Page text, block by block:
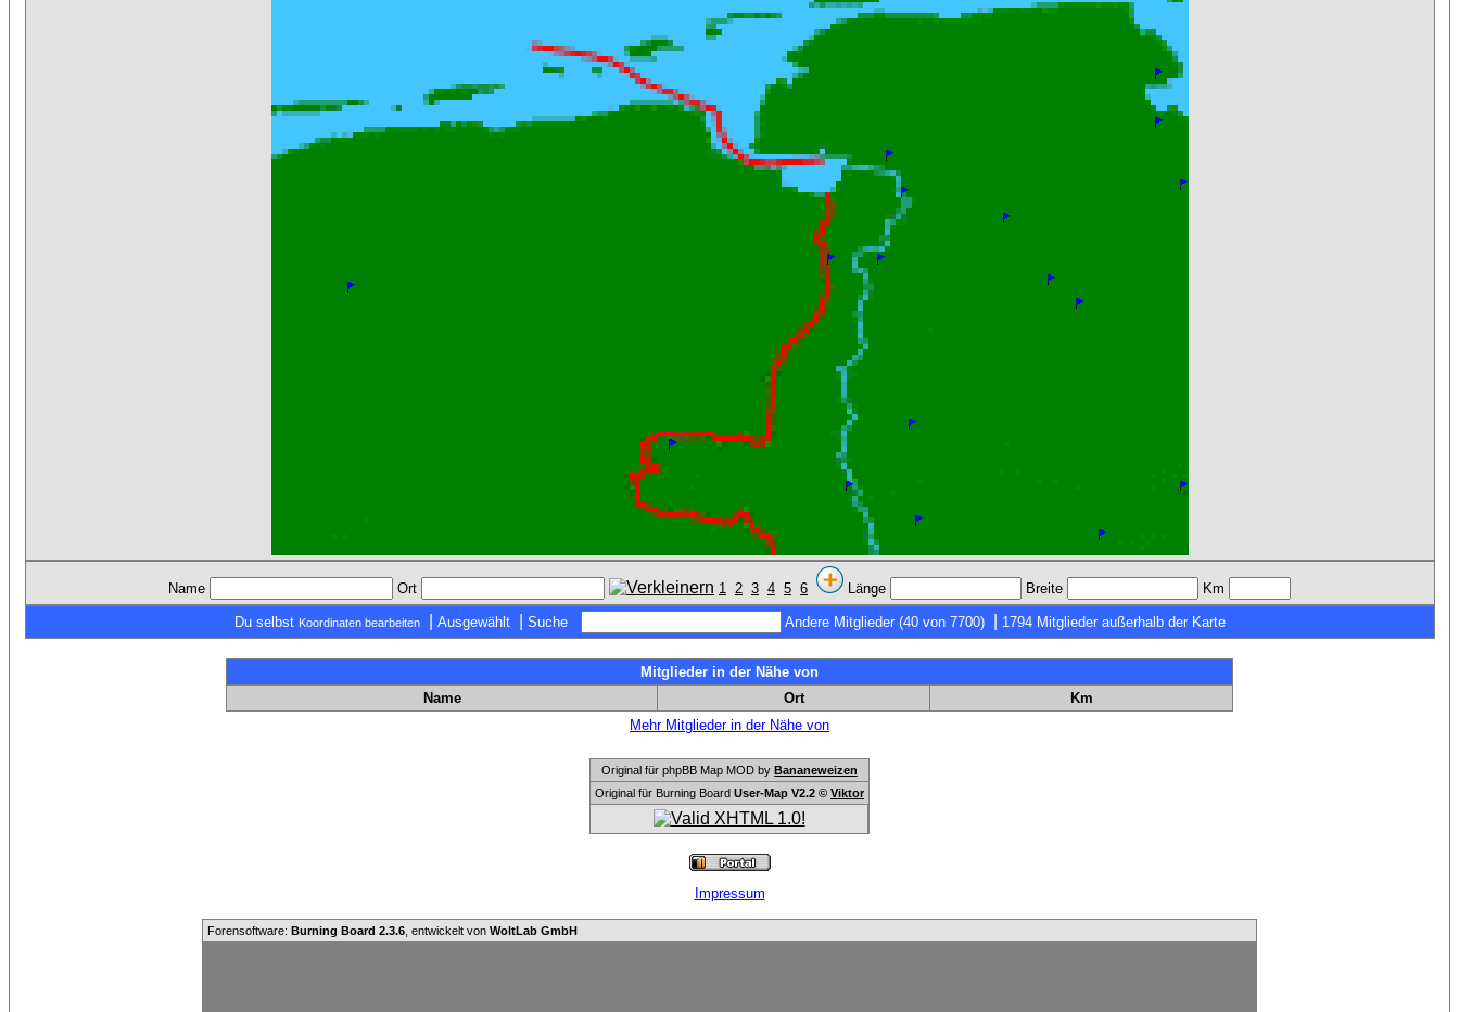
Name Ort 1 2 3 4 5 6 Länge Breite Km
Du selbst Koordinaten bearbeiten Ausgewählt Suche Andere Mitglieder (40 von 7700) 1794 Mitglieder außerhalb der Karte
Mitglieder in der Nähe von
Name
Ort
Km
Mehr Mitglieder in der Nähe von
Original für phpBB Map MOD by Bananeweizen
Original für Burning Board User-Map V2.2 © Viktor
Impressum
Forensoftware: Burning Board 2.3.6 , entwickelt von WoltLab GmbH